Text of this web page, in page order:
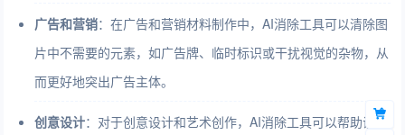
广告和营销：在广告和营销材料制作中，AI消除工具可以清除图
片中不需要的元素，如广告牌、临时标识或干扰视觉的杂物，从
而更好地突出广告主体。
创意设计：对于创意设计和艺术创作，AI消除工具可以帮助设计